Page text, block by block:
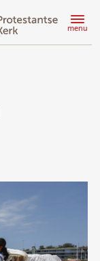
menu